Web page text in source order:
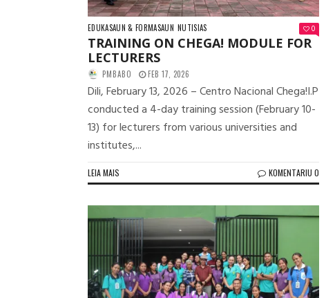
EDUKASAUN & FORMASAUN NUTISIAS 0
TRAINING ON CHEGA! MODULE FOR
LECTURERS
PMBABO FEB 17, 2026
Dili, February 13, 2026 – Centro Nacional Chega!I.P
conducted a 4-day training session (February 10-
13) for lecturers from various universities and
institutes,...
LEIA MAIS KOMENTARIU 0